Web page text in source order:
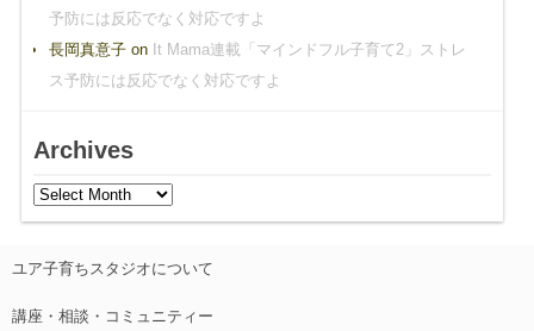
予防には反応でなく対応ですよ
長岡真意子on It Mama連載「マインドフル子育て2」ストレ
ス予防には反応でなく対応ですよ
Archives
ユア子育ちスタジオについて
講座・相談・コミュニティー